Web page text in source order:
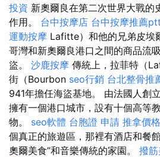
投資 新奧爾良在第二次世界大戰的
作用。 台中按摩店 台中按摩推薦ptt
運動按摩 Lafitte）和他的兄弟皮埃
哥灣和新奧爾良港口之間的商品流
盜。 沙鹿按摩 傳統上，拉菲特（
街（Bourbon seo行銷 台北整骨推
941年擔任海盜基地。 由法國人創
擁有一個港口城市，設有十個高等
物。 seo軟體 台胞證 申請 推拿價格
個真正的旅遊區，那裡有酒店和餐
奧爾美食”和音樂傳統的家園。 撥